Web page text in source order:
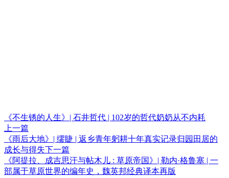
《不生锈的人生》| 石井哲代 | 102岁的哲代奶奶从不内耗
上一篇
《雨后大地》| 缪睫 | 返乡青年躬耕十年真实记录归园田居的
成长与得失下一篇
《阿提拉、成吉思汗与帖木儿 : 草原帝国》| 勒内·格鲁塞 | 一
部属于草原世界的编年史，魏英邦经典译本再版